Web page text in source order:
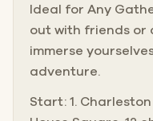
Ideal for Any
out with friends or
immerse
adventure.
Start: 1. Charleston